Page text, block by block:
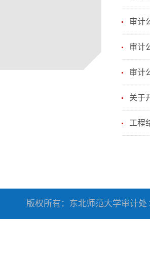
审计
审计
审计
关于
工程
版权所有：东北师范大学审计处